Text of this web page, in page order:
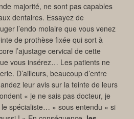
majorité, ne sont pas capables
dentaires. Essayez de
l’endo molaire que vous venez
de prothèse fixée qui sort à
l’ajustage cervical de cette
vous insérez… Les patients ne
D’ailleurs, beaucoup d’entre
leur avis sur la teinte de leurs
« je ne sais pas docteur, je
le spécialiste… » sous entendu « si